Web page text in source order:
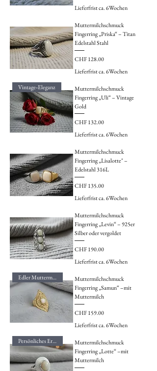
Lieferfrist ca. 6Wochen
Muttermilchschmuck
Fingerring „Priska“ – Titan
Edelstahl Stahl
Preis
CHF 128.00
Lieferfrist ca. 6Wochen
Vintage‑Eleganz
Muttermilchschmuck
Fingerring „Uli“ – Vintage
Gold
Preis
CHF 132.00
Lieferfrist ca. 6Wochen
Muttermilchschmuck
Fingerring „Lisalotte" –
Edelstahl 316L
Preis
CHF 135.00
Lieferfrist ca. 6Wochen
Muttermilchschmuck
Fingerring „Levin“ – 925er
Silber oder vergoldet
Preis
CHF 190.00
Lieferfrist ca. 6Wochen
Edler Muttermilchring
Muttermilchschmuck
Fingerring „Samun“ –mit
Muttermilch
Preis
CHF 159.00
Lieferfrist ca. 6Wochen
Persönliches Erinnerungsstück
Muttermilchschmuck
Fingerring „Lotte“ –mit
Muttermilch